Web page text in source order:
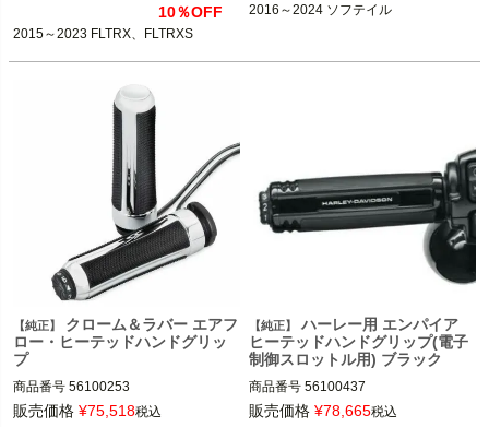
Performance Machine（パフォーマン
スマシン）
10％OFF
2015～2023 FLTRX、FLTRXS
2016～2024 ソフテイル
【純正】
クローム＆ラバー エアフ
ロー・ヒーテッドハンドグリッ
プ
商品番号 56100253
販売価格 ¥75,518税込
【純正】
ハーレー用 エンパイア
ヒーテッドハンドグリップ(電子
制御スロットル用) ブラック
商品番号 56100437
販売価格 ¥78,665税込